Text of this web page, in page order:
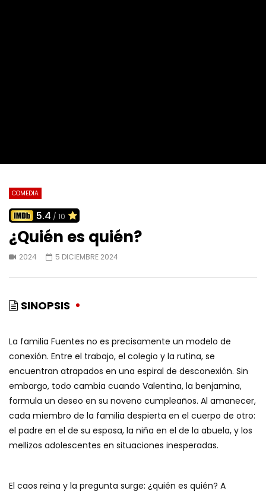
COMEDIA
5.4 / 10
¿Quién es quién?
2024 5 DICIEMBRE 2024
SINOPSIS
La familia Fuentes no es precisamente un modelo de
conexión. Entre el trabajo, el colegio y la rutina, se
encuentran atrapados en una espiral de desconexión. Sin
embargo, todo cambia cuando Valentina, la benjamina,
formula un deseo en su noveno cumpleaños. Al amanecer,
cada miembro de la familia despierta en el cuerpo de otro:
el padre en el de su esposa, la niña en el de la abuela, y los
mellizos adolescentes en situaciones inesperadas.
El caos reina y la pregunta surge: ¿quién es quién? A